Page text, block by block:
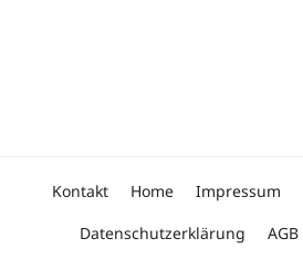
Kontakt Home Impressum
Datenschutzerklärung
AGB